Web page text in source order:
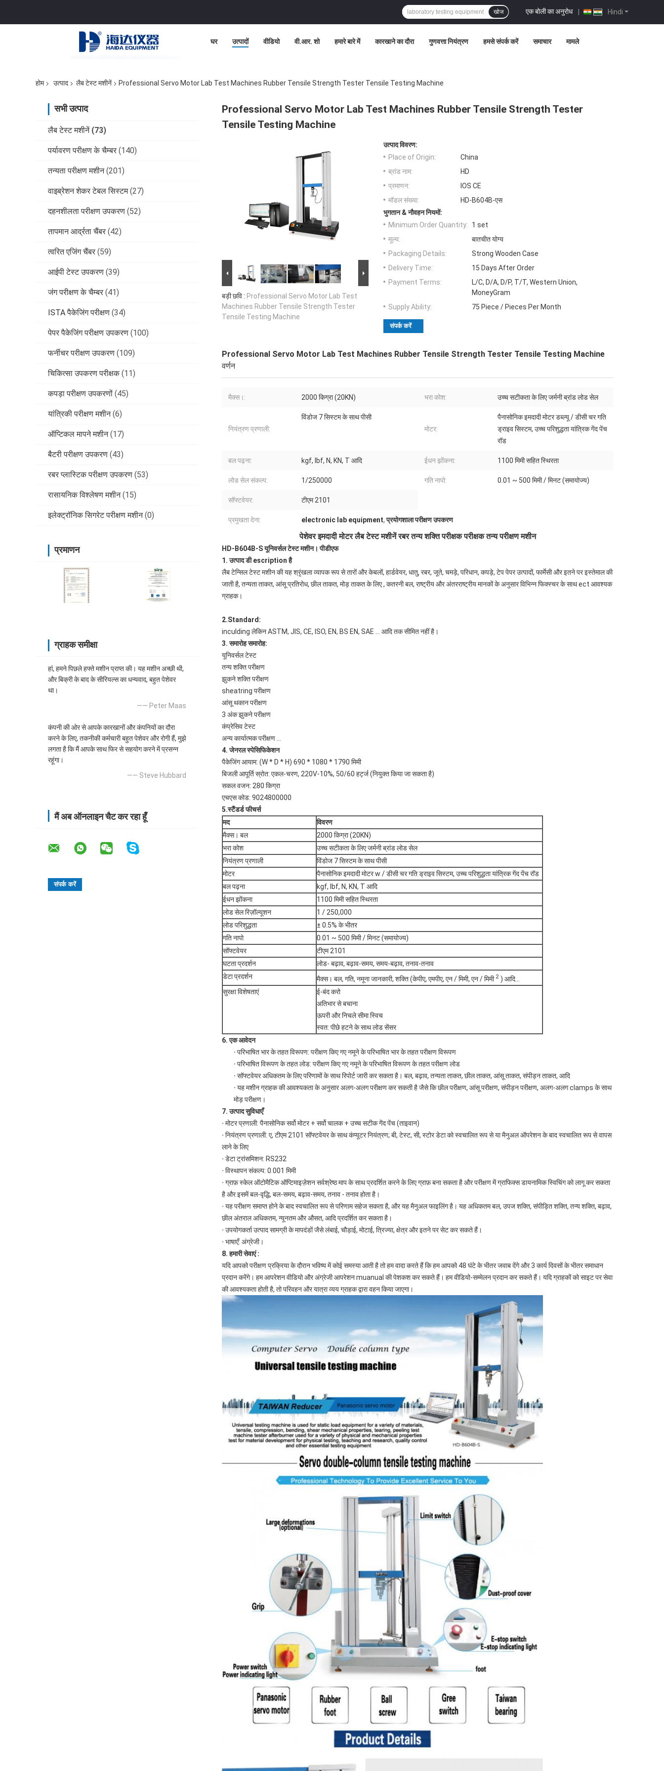
Hindi
एक बोली का अनुरोध |
खोज
घर उत्पादों वीडियो वी.आर. शो हमारे बारे में कारखाने का दौरा गुणवत्ता नियंत्रण हमसे संपर्क करें समाचार मामले
होम उत्पाद लैब टेस्ट मशीनें Professional Servo Motor Lab Test Machines Rubber Tensile Strength Tester Tensile Testing Machine
सभी उत्पाद
लैब टेस्ट मशीनें (73)
पर्यावरण परीक्षण के चैम्बर (140)
तन्यता परीक्षण मशीन (201)
वाइब्रेशन शेकर टेबल सिस्टम (27)
दहनशीलता परीक्षण उपकरण (52)
तापमान आर्द्रता चैंबर (42)
त्वरित एजिंग चैंबर (59)
आईपी ​​टेस्ट उपकरण (39)
जंग परीक्षण के चैम्बर (41)
ISTA पैकेजिंग परीक्षण (34)
पेपर पैकेजिंग परीक्षण उपकरण (100)
फर्नीचर परीक्षण उपकरण (109)
चिकित्सा उपकरण परीक्षक (11)
कपड़ा परीक्षण उपकरणों (45)
यांत्रिकी परीक्षण मशीन (6)
ऑप्टिकल मापने मशीन (17)
बैटरी परीक्षण उपकरण (43)
रबर प्लास्टिक परीक्षण उपकरण (53)
रासायनिक विश्लेषण मशीन (15)
इलेक्ट्रॉनिक सिगरेट परीक्षण मशीन (0)
प्रमाणन
ग्राहक समीक्षा
हां, हमने पिछले हफ्ते मशीन प्राप्त की। यह मशीन अच्छी थी,
और बिक्री के बाद के सीरियल्स का धन्यवाद, बहुत पेशेवर
था।
—— Peter Maas
कंपनी की ओर से आपके कारखानों और कंपनियों का दौरा
करने के लिए, तकनीकी कर्मचारी बहुत पेशेवर और रोगी हैं, मुझे
लगता है कि मैं आपके साथ फिर से सहयोग करने में प्रसन्न
रहूंगा।
—— Steve Hubbard
मैं अब ऑनलाइन चैट कर रहा हूँ
Professional Servo Motor Lab Test Machines Rubber Tensile Strength Tester
Tensile Testing Machine
बड़ी छवि : Professional Servo Motor Lab Test
Machines Rubber Tensile Strength Tester
Tensile Testing Machine
उत्पाद विवरण:
Place of Origin:
China
ब्रांड नाम:
HD
प्रमाणन:
IOS CE
मॉडल संख्या:
HD-B604B-एस
भुगतान & नौवहन नियमों:
Minimum Order Quantity:
1 set
मूल्य:
बातचीत योग्य
Packaging Details:
Strong Wooden Case
Delivery Time:
15 Days After Order
Payment Terms:
L/C, D/A, D/P, T/T, Western Union,
MoneyGram
Supply Ability:
75 Piece / Pieces Per Month
संपर्क करें
Professional Servo Motor Lab Test Machines Rubber Tensile Strength Tester Tensile Testing Machine
वर्णन
मैक्स।: 2000 किग्रा (20KN) भरा कोश: उच्च सटीकता के लिए जर्मनी ब्रांड लोड सेल
नियंत्रण प्रणाली:
विंडोज 7 सिस्टम के साथ पीसी
मोटर:
पैनासोनिक इमदादी मोटर डब्ल्यू / डीसी चर गति
ड्राइव सिस्टम, उच्च परिशुद्धता यांत्रिक गेंद पेंच
रॉड
बल पढ़ना: kgf, Ibf, N, KN, T आदि ईधन झोंकना: 1100 मिमी सहित स्थिरता
लोड सेल संकल्प: 1/250000 गति नापो: 0.01 ~ 500 मिमी / मिनट (समायोज्य)
सॉफ्टवेयर: टीएम 2101
प्रमुखता देना: electronic lab equipment,प्रयोगशाला परीक्षण उपकरण
पेशेवर इमदादी मोटर लैब टेस्ट मशीनें रबर तन्य शक्ति परीक्षक परीक्षक तन्य परीक्षण मशीन
HD-B604B-S यूनिवर्सल टेस्ट मशीन। पीडीएफ
1. उत्पादडी escription है
लैब टेन्सिल टेस्ट मशीन की यह श्रृंखला व्यापक रूप से तारों और केबलों, हार्डवेयर, धातु, रबर, जूते, चमड़े, परिधान, कपड़े, टेप पेपर उत्पादों, फार्मेसी और इतने पर इस्तेमाल की
जाती है, तन्यता ताकत, आंसू प्रतिरोध, छील ताकत, मोड़ ताकत के लिए , कतरनी बल, राष्ट्रीय और अंतरराष्ट्रीय मानकों के अनुसार विभिन्न फिक्स्चर के साथ ect आवश्यक
ग्राहक।
2.Standard:
inculding लेकिन ASTM, JIS, CE, ISO, EN, BS EN, SAE ... आदि तक सीमित नहीं है।
3. समारोह समारोह:
यूनिवर्सल टेस्ट
तन्य शक्ति परीक्षण
झुकने शक्ति परीक्षण
sheatring परीक्षण
आंसू थकान परीक्षण
3 अंक झुकने परीक्षण
कंप्रेसिव टेस्ट
अन्य कार्यात्मक परीक्षण ...
4. जेनरल स्पेसिफिकेशन
पैकेजिंग आयाम: (W * D * H) 690 * 1080 * 1790 मिमी
बिजली आपूर्ति स्रोत: एकल-चरण, 220V-10%, 50/60 हर्ट्ज (नियुक्त किया जा सकता है)
सकल वजन: 280 किग्रा
एचएस कोड: 9024800000
5.स्टैंडर्ड फीचर्स
मद
विवरण
मैक्स। बल
2000 किग्रा (20KN)
भरा कोश
उच्च सटीकता के लिए जर्मनी ब्रांड लोड सेल
नियंत्रण प्रणाली
विंडोज 7 सिस्टम के साथ पीसी
मोटर
पैनासोनिक इमदादी मोटर w / डीसी चर गति ड्राइव सिस्टम, उच्च परिशुद्धता यांत्रिक गेंद पेंच रॉड
बल पढ़ना
kgf, Ibf, N, KN, T आदि
ईधन झोंकना
1100 मिमी सहित स्थिरता
लोड सेल रिज़ॉल्यूशन
1 / 250,000
लोड परिशुद्धता
± 0.5% के भीतर
गति नापो
0.01 ~ 500 मिमी / मिनट (समायोज्य)
सॉफ्टवेयर
टीएम 2101
घटता प्रदर्शन
लोड- बढ़ाव, बढ़ाव-समय, समय-बढ़ाव, तनाव-तनाव
डेटा प्रदर्शन
मैक्स। बल, गति, नमूना जानकारी, शक्ति (केपीए, एमपीए, एन / मिमी, एन / मिमी 2 ) आदि…
सुरक्षा विशेषताएं
ई-बंद करो
अतिभार से बचाना
ऊपरी और निचले सीमा स्विच
स्वत: पीछे हटने के साथ लोड सेंसर
6. एकआवेदन
· परिभाषित भार के तहत विरूपण: परीक्षण किए गए नमूने के परिभाषित भार के तहत परीक्षण विरूपण
· परिभाषित विरूपण के तहत लोड: परीक्षण किए गए नमूने के परिभाषित विरूपण के तहत परीक्षण लोड
· सॉफ्टवेयर अधिकतम के लिए परिणामों के साथ रिपोर्ट जारी कर सकता है। बल, बढ़ाव, तन्यता ताकत, छील ताकत, आंसू ताकत, संपीड़न ताकत, आदि
· यह मशीन ग्राहक की आवश्यकता के अनुसार अलग-अलग परीक्षण कर सकती है जैसे कि छील परीक्षण, आंसू परीक्षण, संपीड़न परीक्षण, अलग-अलग clamps के साथ
मोड़ परीक्षण।
7. उत्पाद सुविधाएँ
· मोटर प्रणाली: पैनासोनिक सर्वो मोटर + सर्वो चालक + उच्च सटीक गेंद पेंच (ताइवान)
· नियंत्रण प्रणाली: ए, टीएम 2101 सॉफ्टवेयर के साथ कंप्यूटर नियंत्रण; बी, टेस्ट, सी, स्टोर डेटा को स्वचालित रूप से या मैनुअल ऑपरेशन के बाद स्वचालित रूप से वापस
लाने के लिए
· डेटा ट्रांसमिशन: RS232
· विस्थापन संकल्प: 0.001 मिमी
· ग्राफ़ स्केल ऑटोमैटिक ऑप्टिमाइज़ेशन सर्वश्रेष्ठ माप के साथ प्रदर्शित करने के लिए ग्राफ़ बना सकता है और परीक्षण में ग्राफिक्स डायनामिक स्विचिंग को लागू कर सकता
है और इसमें बल-वृद्धि, बल-समय, बढ़ाव-समय, तनाव - तनाव होता है।
· यह परीक्षण समाप्त होने के बाद स्वचालित रूप से परिणाम सहेज सकता है, और यह मैनुअल फाइलिंग है। यह अधिकतम बल, उपज शक्ति, संपीड़ित शक्ति, तन्य शक्ति, बढ़ाव,
छील अंतराल अधिकतम, न्यूनतम और औसत, आदि प्रदर्शित कर सकता है।
· उपयोगकर्ता उत्पाद सामग्री के मापदंडों जैसे लंबाई, चौड़ाई, मोटाई, त्रिज्या, क्षेत्र और इतने पर सेट कर सकते हैं।
· भाषाएँ: अंग्रेजी।
8. हमारी सेवाएं :
यदि आपको परीक्षण प्रक्रिया के दौरान भविष्य में कोई समस्या आती है तो हम वादा करते हैं कि हम आपको 48 घंटे के भीतर जवाब देंगे और 3 कार्य दिवसों के भीतर समाधान
प्रदान करेंगे। हम आपरेशन वीडियो और अंग्रेजी आपरेशन muanual की पेशकश कर सकते हैं। हम वीडियो-सम्मेलन प्रदान कर सकते हैं। यदि ग्राहकों को साइट पर सेवा
की आवश्यकता होती है, तो परिवहन और यात्रा व्यय ग्राहक द्वारा वहन किया जाएगा।